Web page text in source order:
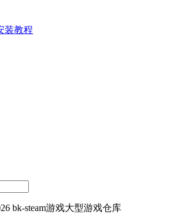
装教程
bk-steam游戏大型游戏仓库